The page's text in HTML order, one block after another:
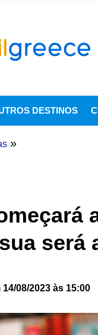
DESTINOS
»
será
14/08/2023 às 15:00